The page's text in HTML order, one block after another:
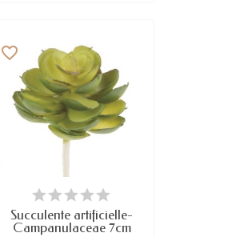
EN STOCK
favorite_border
Succulente artificielle-
Campanulaceae 7cm